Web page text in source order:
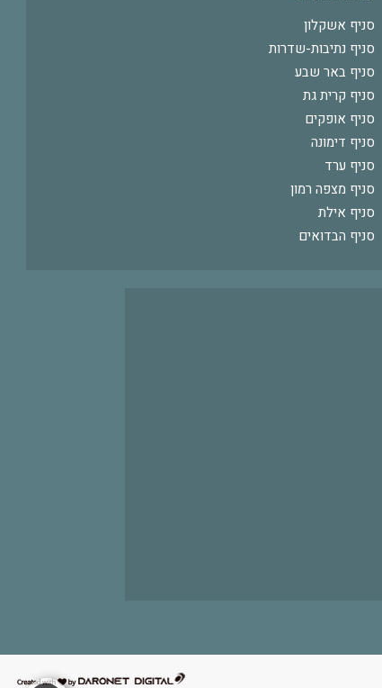
סניף אשקלון
סניף נתיבות-שדרות
סניף באר שבע
סניף קרית גת
סניף אופקים
סניף דימונה
סניף ערד
סניף מצפה רמון
סניף אילת
סניף הבדואים